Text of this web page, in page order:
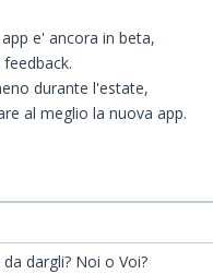
e' ancora in beta,
durante l'estate,
al meglio la nuova app.
dargli? Noi o Voi?